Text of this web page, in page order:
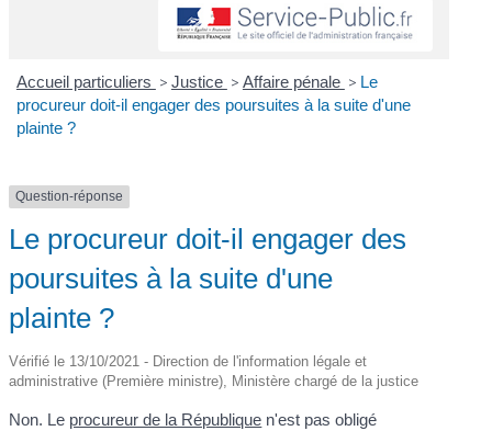
Accueil particuliers > Justice > Affaire pénale > Le
procureur doit-il engager des poursuites à la suite d'une
plainte ?
Question-réponse
Le procureur doit-il engager des
poursuites à la suite d'une
plainte ?
Vérifié le 13/10/2021 - Direction de l'information légale et
administrative (Première ministre), Ministère chargé de la justice
Non. Le procureur de la République n'est pas obligé